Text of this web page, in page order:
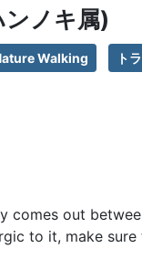
ノキ属)
Walking ト
comes out
to it, make